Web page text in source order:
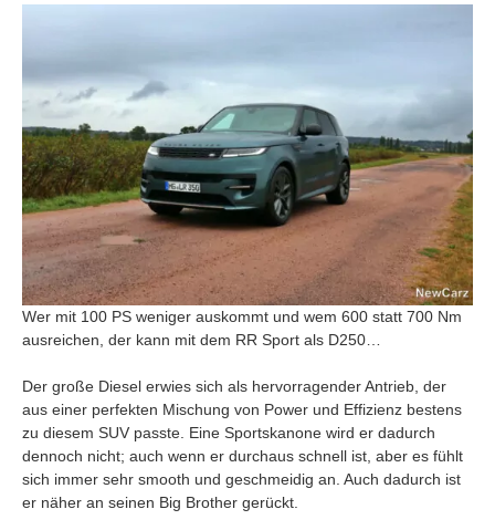
Wer mit 100 PS weniger auskommt und wem 600 statt 700 Nm
ausreichen, der kann mit dem RR Sport als D250…
Der große Diesel erwies sich als hervorragender Antrieb, der
aus einer perfekten Mischung von Power und Effizienz bestens
zu diesem SUV passte. Eine Sportskanone wird er dadurch
dennoch nicht; auch wenn er durchaus schnell ist, aber es fühlt
sich immer sehr smooth und geschmeidig an. Auch dadurch ist
er näher an seinen Big Brother gerückt.